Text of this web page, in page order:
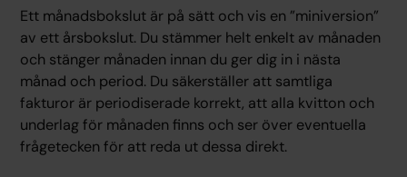
Ett månadsbokslut är på sätt och vis en ”miniversion”
av ett årsbokslut. Du stämmer helt enkelt av månaden
och stänger månaden innan du ger dig in i nästa
månad och period. Du säkerställer att samtliga
fakturor är periodiserade korrekt, att alla kvitton och
underlag för månaden finns och ser över eventuella
frågetecken för att reda ut dessa direkt.